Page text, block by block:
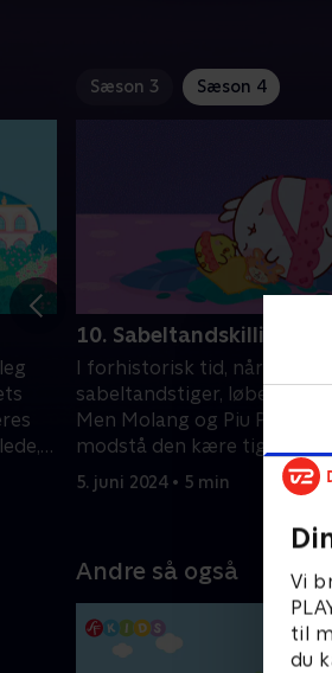
Vi
til
du
Sæson 3 Sæson 4
10. Sabeltandskillingen
I forhistorisk tid, når man
sabeltandstiger, løber man
Men Molang og Piu Piu kan
modstå den kære tigerunge.
5. juni 2024 • 5 min
Andre så også